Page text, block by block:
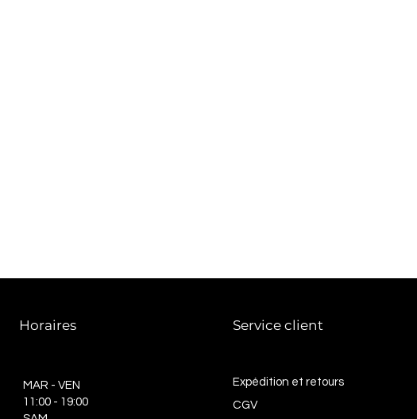
Horaires
MAR - VEN
11:00 - 19:00
Service client
Expédition et retours
CGV